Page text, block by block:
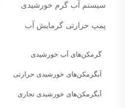
سیستم آب گرم خورشیدی
پمپ حرارتی گرمایش آب
گرمکن‌های آب خورشیدی
آبگرمکن‌های خورشیدی حرارتی
آبگرمکن‌های خورشیدی تجاری